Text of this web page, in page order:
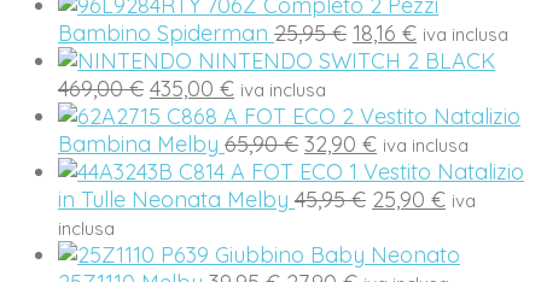
era:
7,50 €.
è:
Completo 2 Pezzi
Bambino Spiderman 25,95€ Il
prezzo
era:
25,95 €.
18,16 €Il
prezzo
è:
18,16 €.
iva inclusa
NINTENDO SWITCH 2 BLACK
469,00€ Il
prezzo
originale
era:
469,00 €.
435,00 €Il
prezzo
attuale
è:
435,00 €.
iva inclusa
Vestito Natalizio
Bambina Melby 65,90€ Il
prezzo
originale
65,90 €.
32,90 €Il
prezzo
attuale
32,90 €.
iva inclusa
Vestito Natalizio
in Tulle Neonata Melby 45,95€ Il
originale
25,90 €Il
attuale
iva
inclusa
Giubbino Baby Neonato